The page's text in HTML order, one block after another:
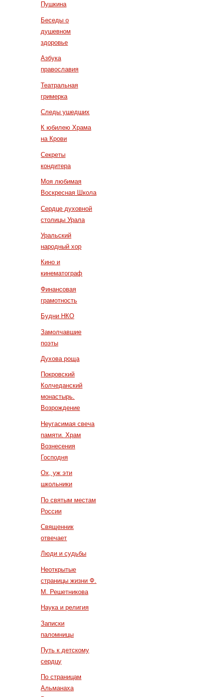
Пушкина
Беседы о
душевном
здоровье
Азбука
православия
Театральная
гримерка
Следы ушедших
К юбилею Храма
на Крови
Секреты
кондитера
Моя любимая
Воскресная Школа
Сердце духовной
столицы Урала
Уральский
народный хор
Кино и
кинематограф
Финансовая
грамотность
Будни НКО
Замолчавшие
поэты
Духова роща
Покровский
Колчеданский
монастырь.
Возрождение
Неугасимая свеча
памяти. Храм
Вознесения
Господня
Ох, уж эти
школьники
По святым местам
России
Священник
отвечает
Люди и судьбы
Неоткрытые
страницы жизни Ф.
М. Решетникова
Наука и религия
Записки
паломницы
Путь к детскому
сердцу
По страницам
Альманаха